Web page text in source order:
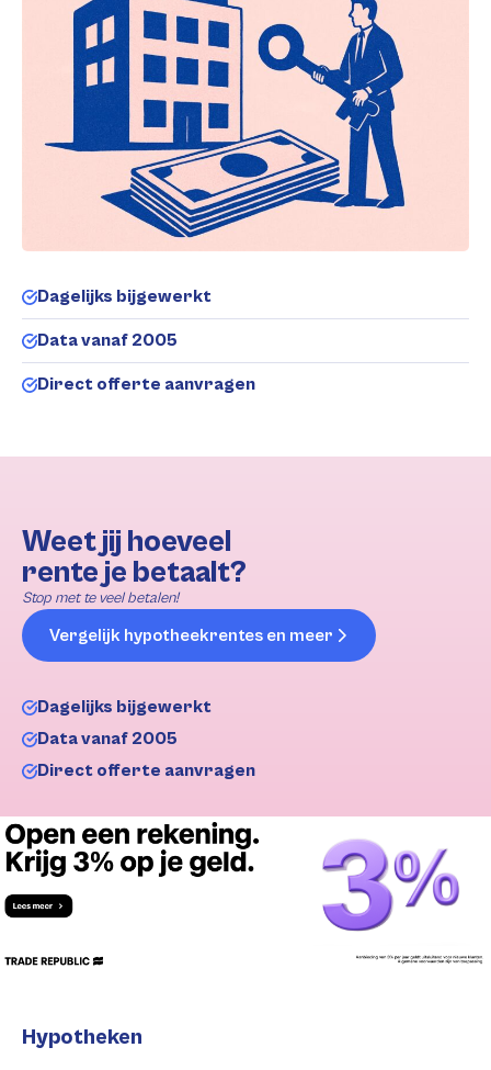
Dagelijks bijgewerkt
Data vanaf 2005
Direct offerte aanvragen
Weet jij hoeveel
rente je betaalt?
Stop met te veel betalen!
Vergelijk hypotheekrentes en meer
Dagelijks bijgewerkt
Data vanaf 2005
Direct offerte aanvragen
Hypotheken